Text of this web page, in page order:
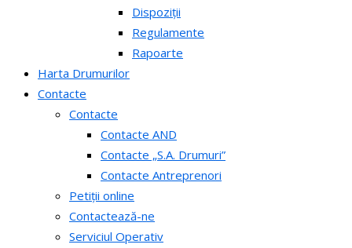
Dispoziții
Regulamente
Rapoarte
Harta Drumurilor
Contacte
Contacte
Contacte AND
Contacte „S.A. Drumuri”
Contacte Antreprenori
Petiții online
Contactează-ne
Serviciul Operativ